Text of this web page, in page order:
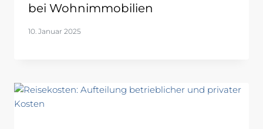
bei Wohnimmobilien
10. Januar 2025